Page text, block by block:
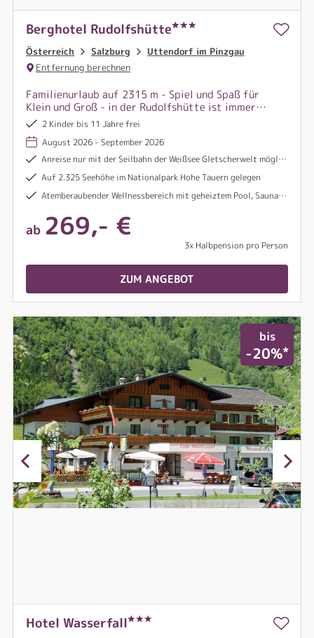
Berghotel Rudolfshütte
Österreich Salzburg
Uttendorf im Pinzgau
Entfernung berechnen
Familienurlaub auf 2315 m - Spiel und Spaß für
Klein und Groß - in der Rudolfshütte ist immer
etwas los.
2 Kinder bis 11 Jahre frei
August 2026 - September 2026
Anreise nur mit der Seilbahn der Weißsee Gletscherwelt möglich
Auf 2.325 Seehöhe im Nationalpark Hohe Tauern gelegen
Atemberaubender Wellnessbereich mit geheiztem Pool, Sauna, Familiensauna, Wärmeliegen und Tepidarium
ab 269,- €
3x Halbpension pro Person
ZUM ANGEBOT
bis
-20%*
Hotel Wasserfall